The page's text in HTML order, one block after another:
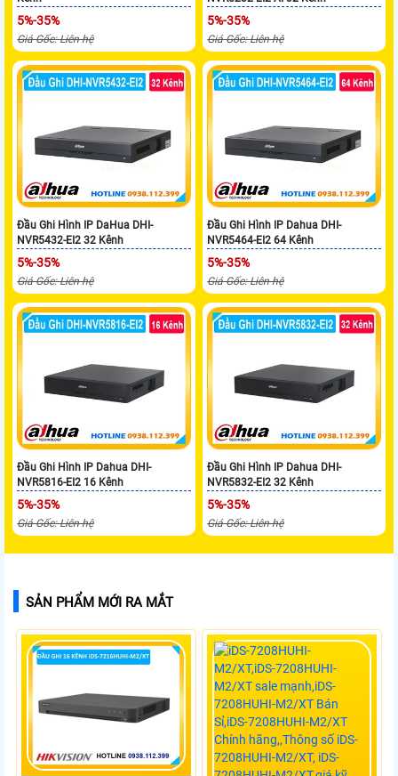
5%-35%
Giá Gốc: Liên hệ
5%-35%
Giá Gốc: Liên hệ
Đầu Ghi Hình IP DaHua DHI-
NVR5432-EI2 32 Kênh
5%-35%
Giá Gốc: Liên hệ
Đầu Ghi Hình IP Dahua DHI-
NVR5464-EI2 64 Kênh
5%-35%
Giá Gốc: Liên hệ
Đầu Ghi Hình IP Dahua DHI-
NVR5816-EI2 16 Kênh
5%-35%
Giá Gốc: Liên hệ
Đầu Ghi Hình IP Dahua DHI-
NVR5832-EI2 32 Kênh
5%-35%
Giá Gốc: Liên hệ
SẢN PHẨM MỚI RA MẮT